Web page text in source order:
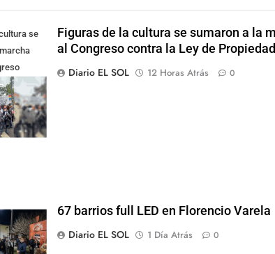
se
Figuras de la cultura se sumaron a la
al Congreso contra la Ley de
Diario EL SOL
12 Horas Atrás 0
67 barrios full LED en Florencio Varela
Diario EL SOL
1 Día Atrás 0